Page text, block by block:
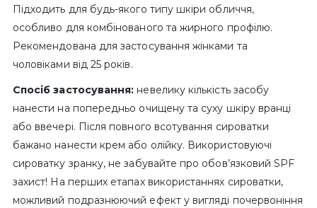
Підходить для будь-якого типу шкіри обличчя,
особливо для комбінованого та жирного профілю.
Рекомендована для застосування жінками та
чоловіками від 25 років.
Спосіб застосування: невелику кількість засобу
нанести на попередньо очищену та суху шкіру вранці
або ввечері. Після повного всотування сироватки
бажано нанести крем або олійку. Використовуючі
сироватку зранку, не забувайте про обов’язковий SPF
захист! На перших етапах використаннях сироватки,
можливий подразнюючий ефект у вигляді почервоніння